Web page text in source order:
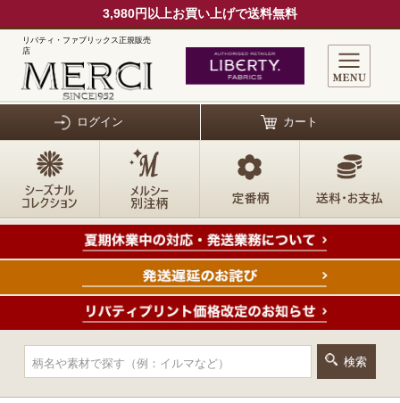
3,980円以上お買い上げで送料無料
リバティ・ファブリックス正規販売
店
ログイン カート